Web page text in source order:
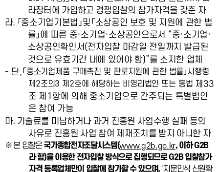
라장터에 가입하고 경쟁입찰의 참가자격을 갖춘 자
라. 「 중소기업기본법 」및 「 소상공인 보호 및 지원에 관한 법
률 」에 따른 중·소기업·소상공인으로서 “중·소기업 ·
소상공인확인서 (전자입찰 마감일 전일까지 발급된
것으로 유효기간 내에 있어야 함)”를 소지한 업체
- 단,「 중소기업제품 구매촉진 및 판로지원에 관한 법률 」시행령
제 2조의3 제 2호에 해당하는 비영리법인 또는 동법 제 33
조 제 1 항에 의해 중소기업으로 간주되는 특별법인
은 참여 가능
마. 기술료를 미납하거나 과거 진흥원 사업수행 실패 등의
사유로 진흥원 사업 참여 제재조치를 받지 아니한 자
※ 본 입찰은국가종합전자조달시스템(www.g2b.go.kr, 이하G2B
라 함)을 이용한 전자입찰 방식으로 집행되므로G2B입찰참가
자격 등록업체만이 입찰에 참가할 수 있으며, ‘지문인식 신원확